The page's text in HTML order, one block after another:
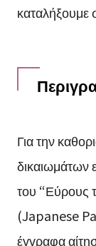
καταλήξουμε
Για την
δικαιωμάτων
του “Εύρους
(Japanese
έγγραφα